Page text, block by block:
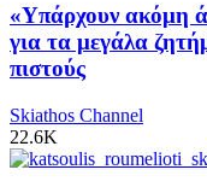
«Υπάρχουν ακόμη
για τα μεγάλα
πιστούς
Skiathos Channel
22.6K